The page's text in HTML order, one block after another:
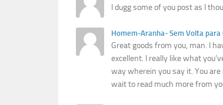
I dugg some of you post as I
Homem-Aranha- Sem Volta para
Great goods from you, man. I
excellent. I really like what
way wherein you say it. You
wait to read much more from